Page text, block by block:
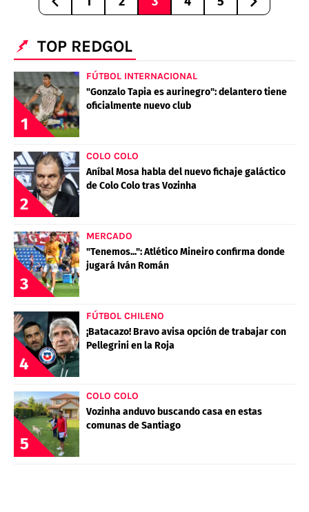
TOP REDGOL
1
FÚTBOL INTERNACIONAL
"Gonzalo Tapia es aurinegro": delantero tiene
oficialmente nuevo club
2
COLO COLO
Aníbal Mosa habla del nuevo fichaje galáctico
de Colo Colo tras Vozinha
3
MERCADO
"Tenemos...": Atlético Mineiro confirma donde
jugará Iván Román
4
FÚTBOL CHILENO
¡Batacazo! Bravo avisa opción de trabajar con
Pellegrini en la Roja
5
COLO COLO
Vozinha anduvo buscando casa en estas
comunas de Santiago